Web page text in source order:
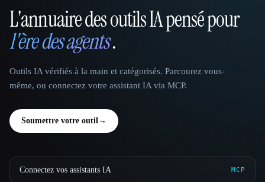
That AI Collection
L'annuaire des outils IA pensé pour
l'ère des agents.
Outils IA vérifiés à la main et catégorisés. Parcourez vous-
même, ou connectez votre assistant IA via MCP.
Soumettre votre outil →
Connectez vos assistants IA MCP